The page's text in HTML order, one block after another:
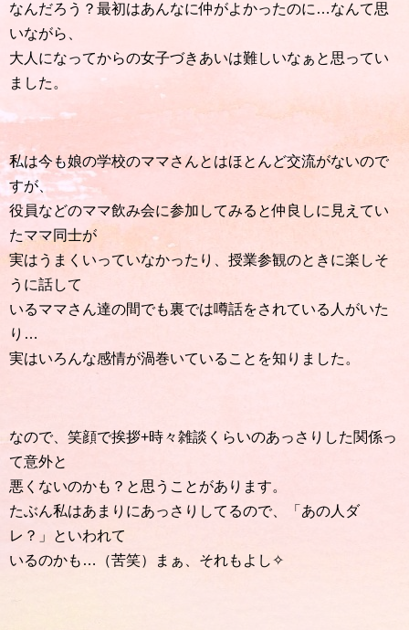
なんだろう？最初はあんなに仲がよかったのに…なんて思
いながら、
大人になってからの女子づきあいは難しいなぁと思ってい
ました。
私は今も娘の学校のママさんとはほとんど交流がないので
すが、
役員などのママ飲み会に参加してみると仲良しに見えてい
たママ同士が
実はうまくいっていなかったり、授業参観のときに楽しそ
うに話して
いるママさん達の間でも裏では噂話をされている人がいた
り…
実はいろんな感情が渦巻いていることを知りました。
なので、笑顔で挨拶+時々雑談くらいのあっさりした関係っ
て意外と
悪くないのかも？と思うことがあります。
たぶん私はあまりにあっさりしてるので、「あの人ダ
レ？」といわれて
いるのかも…（苦笑）まぁ、それもよし✧